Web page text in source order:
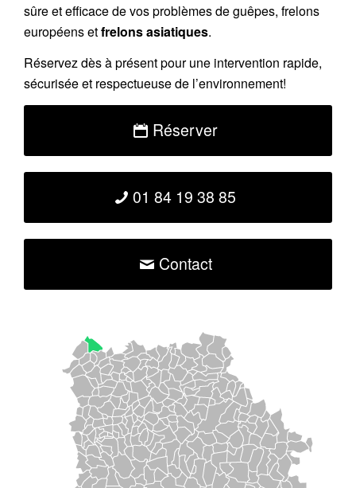
sûre et efficace de vos problèmes de guêpes, frelons
européens etfrelons asiatiques.
Réservezdès à présent pour une intervention rapide,
sécurisée et respectueuse de l’environnement!
Réserver
01 84 19 38 85
Contact